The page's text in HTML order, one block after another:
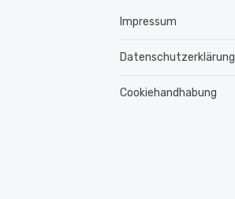
Impressum
Datenschutzerklärung
Cookiehandhabung